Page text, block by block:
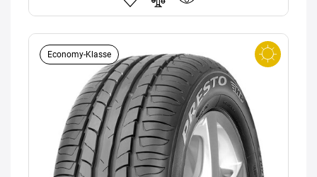
Economy-Klasse